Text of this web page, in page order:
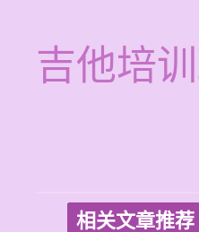
吉他培
相关文章推荐